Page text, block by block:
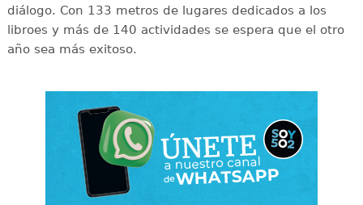
diálogo. Con 133 metros de lugares dedicados a los
libroes y más de 140 actividades se espera que el otro
año sea más exitoso.